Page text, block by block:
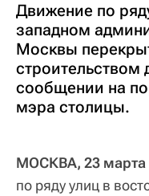
Движение по
западном
Москвы
строительством
сообщении на
мэра столицы.
МОСКВА, 23
по ряду улиц в